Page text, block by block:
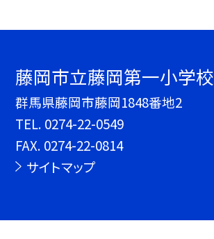
藤岡市立藤岡第一小学校
群馬県藤岡市藤岡1848番地2
TEL. 0274-22-0549
FAX. 0274-22-0814
サイトマップ